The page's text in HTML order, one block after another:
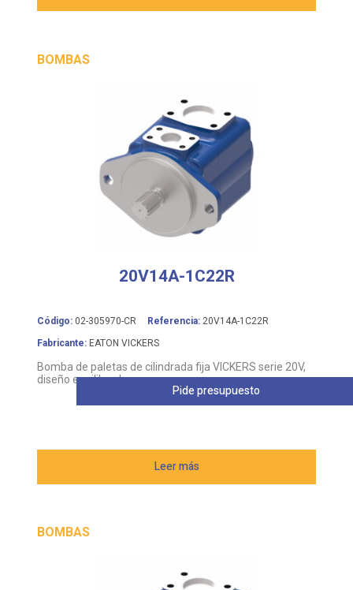
BOMBAS
20V14A-1C22R
Código: 02-305970-CR Referencia: 20V14A-1C22R
Fabricante: EATON VICKERS
Bomba de paletas de cilindrada fija VICKERS serie 20V,
diseño equilibrado
Leer más
Pide presupuesto
BOMBAS